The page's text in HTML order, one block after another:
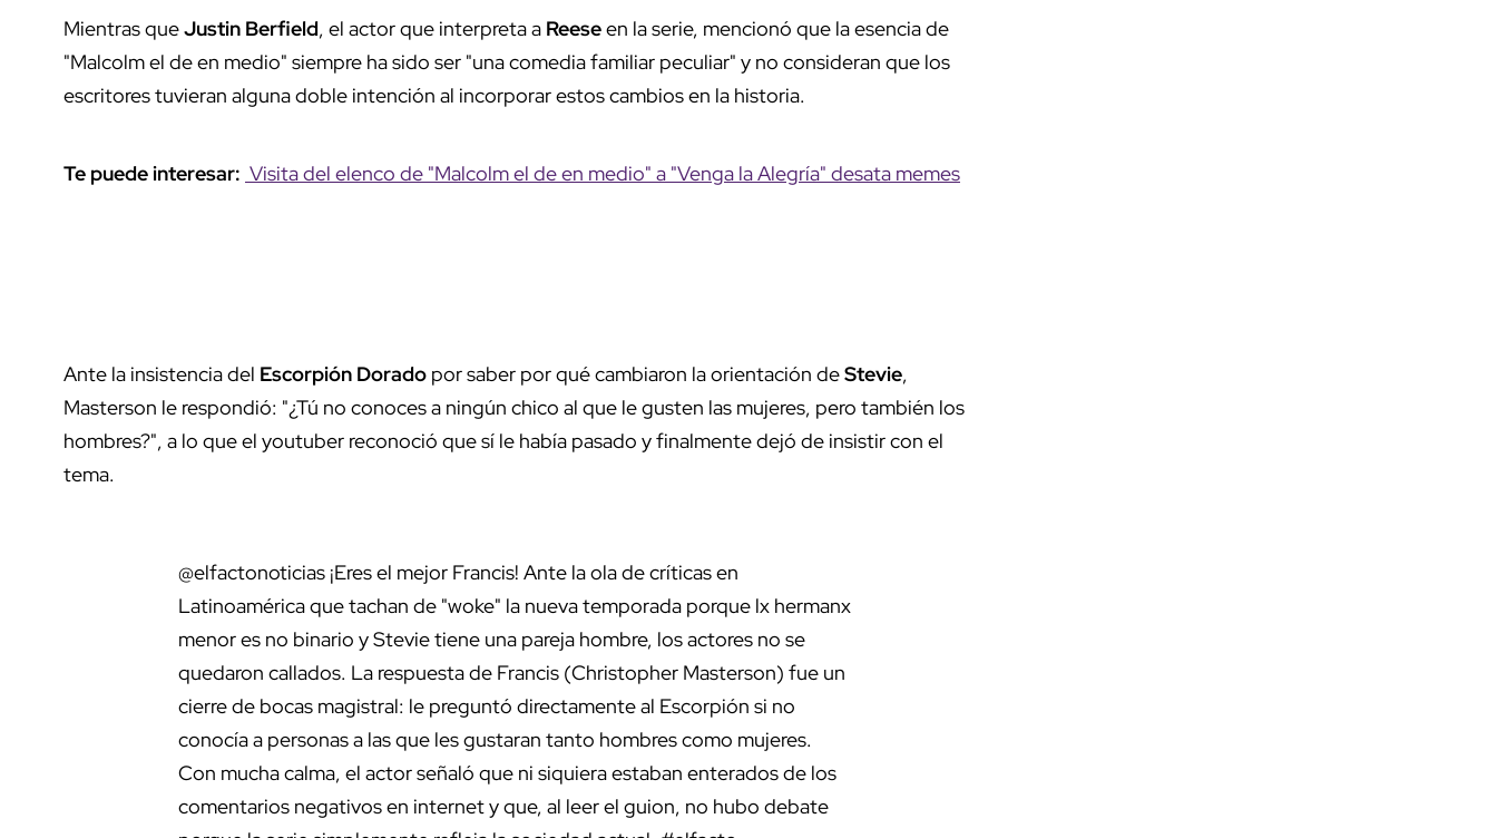
Mientras queJustin Berfield, el actor que interpreta a Reeseen la serie, mencionó que la esencia de
"Malcolm el de en medio" siempre ha sido ser "una comedia familiar peculiar" y no consideran que los
escritores tuvieran alguna doble intención al incorporar estos cambios en la historia.
Te puede interesar: Visita del elenco de "Malcolm el de en medio" a "Venga la Alegría" desata memes
Ante la insistencia del Escorpión Dorado por saber por qué cambiaron la orientación deStevie,
Masterson le respondió: "¿Tú no conoces a ningún chico al que le gusten las mujeres, pero también los
hombres?", a lo que el youtuber reconoció que sí le había pasado y finalmente dejó de insistir con el
tema.
@elfactonoticias¡Eres el mejor Francis! Ante la ola de críticas en
Latinoamérica que tachan de "woke" la nueva temporada porque lx hermanx
menor es no binario y Stevie tiene una pareja hombre, los actores no se
quedaron callados. La respuesta de Francis (Christopher Masterson) fue un
cierre de bocas magistral: le preguntó directamente al Escorpión si no
conocía a personas a las que les gustaran tanto hombres como mujeres.
Con mucha calma, el actor señaló que ni siquiera estaban enterados de los
comentarios negativos en internet y que, al leer el guion, no hubo debate